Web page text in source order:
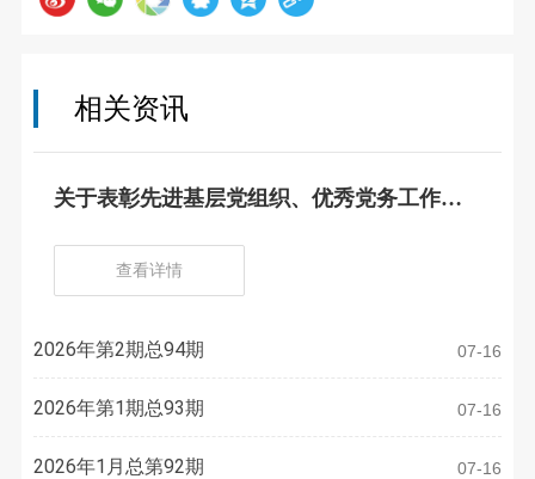
相关资讯
关于表彰先进基层党组织、优秀党务工作
查看详情
2026年第2期总94期 07-16
2026年第1期总93期 07-16
2026年1月总第92期 07-16